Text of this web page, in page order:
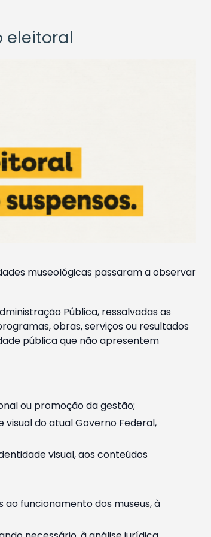
eleitoral
museológicas passaram a observar
Pública, ressalvadas as
obras, serviços ou resultados
pública que não apresentem
ou promoção da gestão;
do atual Governo Federal,
visual, aos conteúdos
funcionamento dos museus, à